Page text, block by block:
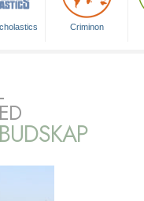
Criminon